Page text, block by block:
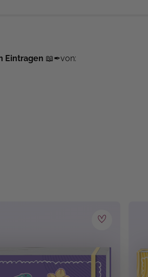
Eintragen 📖✒von: